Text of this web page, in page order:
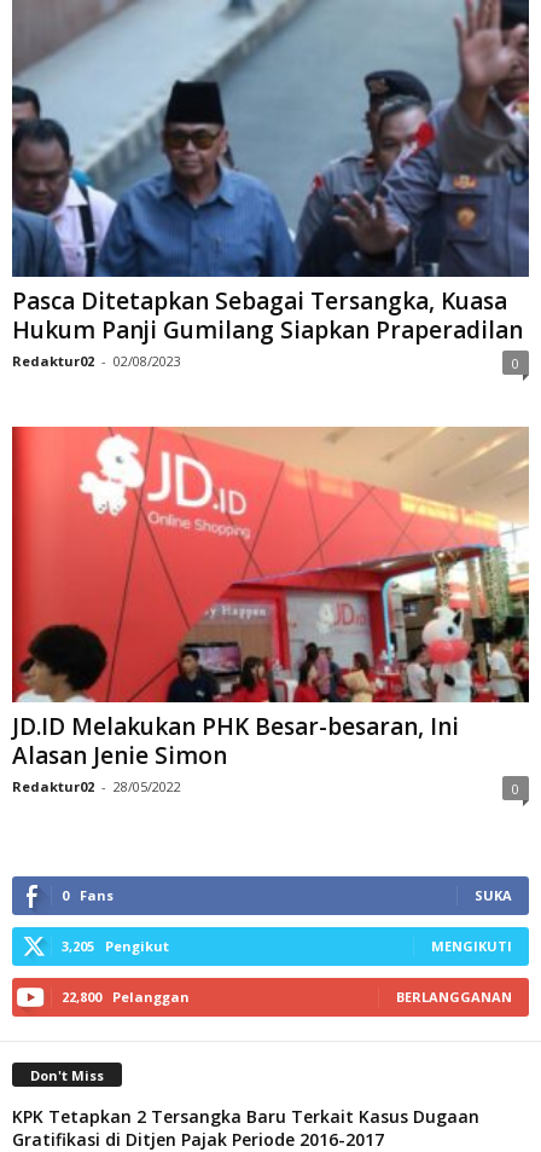
Pasca Ditetapkan Sebagai Tersangka, Kuasa
Hukum Panji Gumilang Siapkan Praperadilan
Redaktur02 - 02/08/2023 0
JD.ID Melakukan PHK Besar-besaran, Ini
Alasan Jenie Simon
Redaktur02 - 28/05/2022 0
0 Fans SUKA
3,205 Pengikut MENGIKUTI
22,800 Pelanggan BERLANGGANAN
Don't Miss
KPK Tetapkan 2 Tersangka Baru Terkait Kasus Dugaan
Gratifikasi di Ditjen Pajak Periode 2016-2017